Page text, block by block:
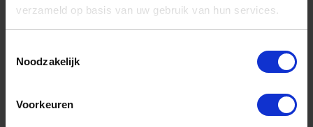
verzameld op basis van uw gebruik van hun services.
Noodzakelijk
Voorkeuren